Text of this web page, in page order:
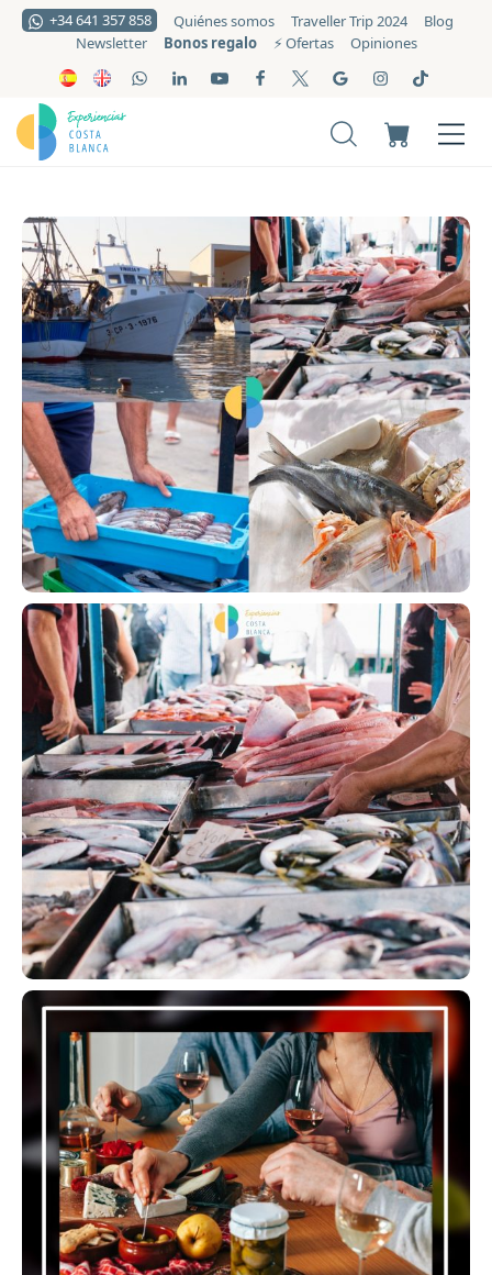
+34 641 357 858 Quiénes somos Traveller Trip 2024
Blog
Newsletter
Bonos regalo ⚡️ Ofertas Opiniones